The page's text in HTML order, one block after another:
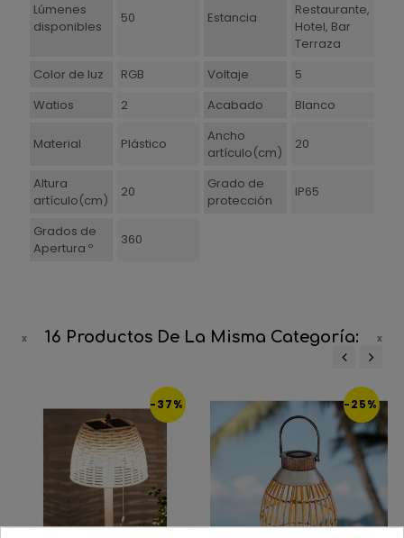
Lúmenes
disponibles
50 Estancia
Restaurante,
Hotel, Bar
Terraza
Color de luz
RGB Voltaje
5
Watios
2 Acabado Blanco
Material Plástico
Ancho
artículo(cm)
20
Altura
artículo(cm)
20
Grado de
protección
IP65
Grados de
Apertura º
360
16 Productos De La Misma Categoría:
-37% -25%